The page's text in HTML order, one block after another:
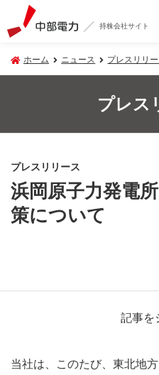
持株会社サイト
ホーム ニュース プレスリリ
プレス
プレスリリース
浜岡原子力発電
策について
記事を
当社は、このたび、東北地